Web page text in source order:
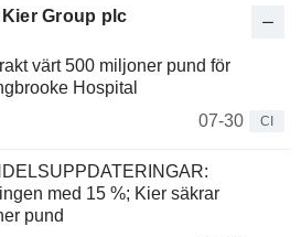
Group plc
värt 500 miljoner pund för
Hospital
07-30
CI
med 15 %; Kier säkrar
pund